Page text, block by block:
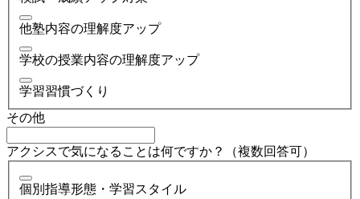
他塾内容の理解度アップ
学校の授業内容の理解度アップ
学習習慣づくり
その他
アクシスで気になることは何ですか？（複数回答可）
個別指導形態・学習スタイル